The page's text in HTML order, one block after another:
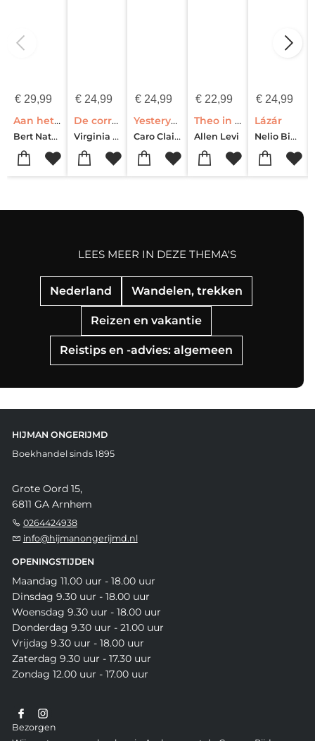
€29,99
Aan het einde van de oorlog
Bert Natter
€24,99
De correspondente
Virginia Evans
€ 24,99
Yesteryear
Caro Claire Burke
€ 22,99
Theo in Golden
Allen Levi
€24,99
Lázár
Nelio Biedermann
Nederland Wandelen, trekken
Reizen en vakantie
Reistips en -advies: algemeen
LEES MEER IN DEZE THEMA'S
HIJMAN ONGERIJMD
Boekhandel sinds 1895
Grote Oord 15,
6811 GA Arnhem
0264424938
info@hijmanongerijmd.nl
OPENINGSTIJDEN
Maandag 11.00 uur - 18.00 uur
Dinsdag 9.30 uur - 18.00 uur
Woensdag 9.30 uur - 18.00 uur
Donderdag 9.30 uur - 21.00 uur
Vrijdag 9.30 uur - 18.00 uur
Zaterdag 9.30 uur - 17.30 uur
Zondag 12.00 uur - 17.00 uur
Bezorgen